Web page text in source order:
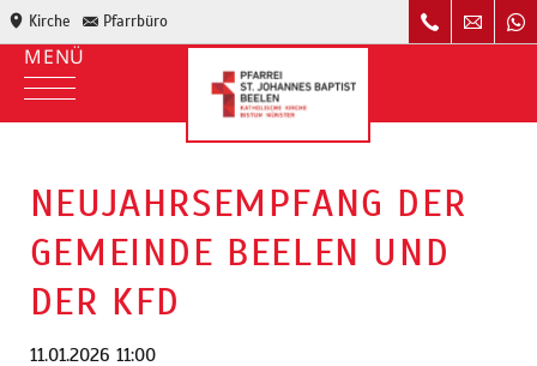
Kirche Pfarrbüro
NEUJAHRSEMPFANG DER
GEMEINDE BEELEN UND
DER KFD
11.01.2026 11:00